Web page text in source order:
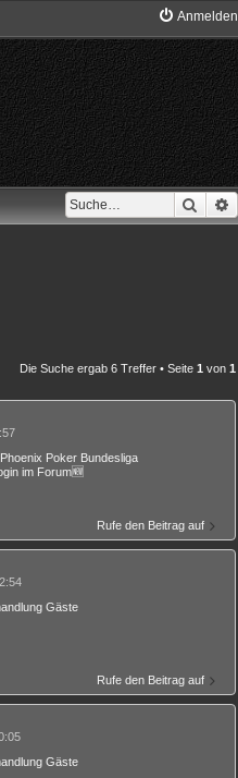
Anmelden
Suche
Die Suche ergab 6 Treffer • Seite 1 von 1
Poker Bundesliga
im Forum🆕
Rufe den Beitrag auf
Gäste
Rufe den Beitrag auf
Gäste